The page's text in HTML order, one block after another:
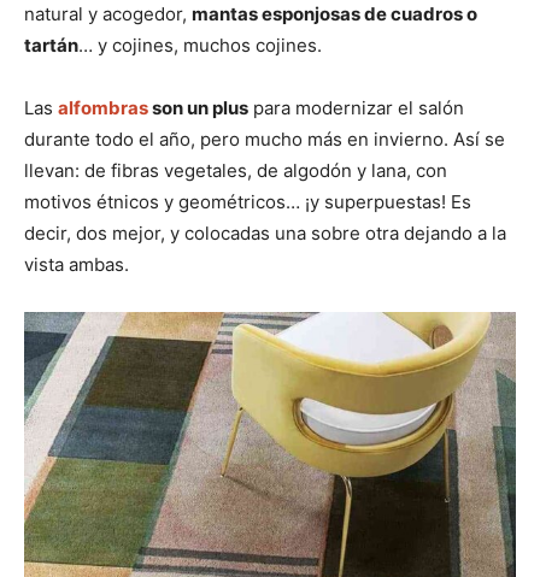
natural y acogedor, mantas esponjosas de cuadros o
tartán… y cojines, muchos cojines.
Las alfombrasson un plus para modernizar el salón
durante todo el año, pero mucho más en invierno. Así se
llevan: de fibras vegetales, de algodón y lana, con
motivos étnicos y geométricos… ¡y superpuestas! Es
decir, dos mejor, y colocadas una sobre otra dejando a la
vista ambas.